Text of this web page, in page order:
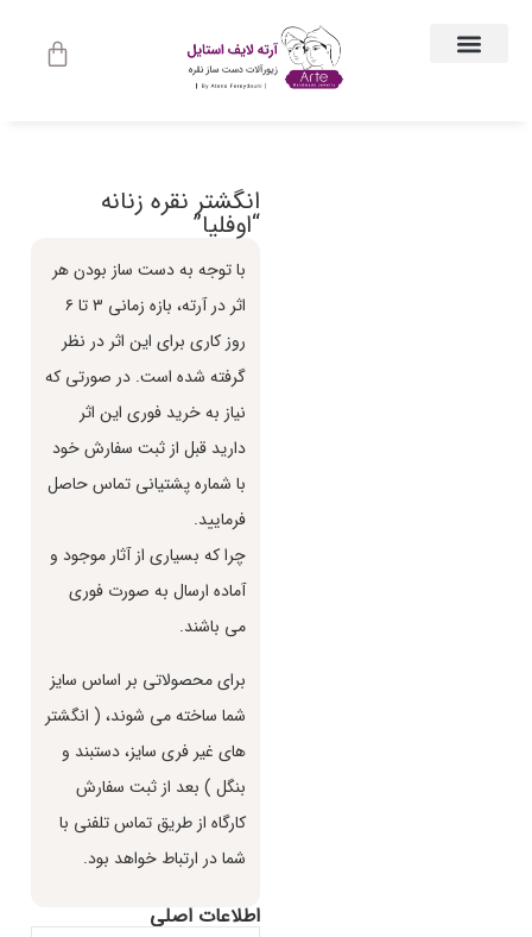
انگشتر نقره زنانه
“اوفلیا”
با توجه به دست ساز بودن هر
اثر در آرته، بازه زماني ٣ تا ٦
روز كاري براي اين اثر در نظر
گرفته شده است. در صورتي كه
نياز به خريد فوري اين اثر
داريد قبل از ثبت سفارش خود
با شماره پشتياني تماس حاصل
فرماييد.
چرا كه بسياري از آثار موجود و
آماده ارسال به صورت فوري
مي باشند.
براي محصولاتي بر اساس سايز
شما ساخته مي شوند، ( انگشتر
هاي غير فري سايز، دستبند و
بنگل ) بعد از ثبت سفارش
كارگاه از طريق تماس تلفني با
شما در ارتباط خواهد بود.
اطلاعات اصلی